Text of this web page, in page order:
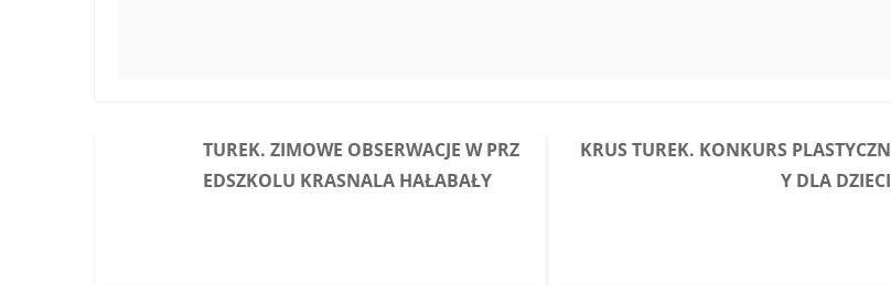
TUREK. ZIMOWE OBSERWACJE W PRZ
EDSZKOLU KRASNALA HAŁABAŁY
KRUS TUREK. KONKURS PLASTYCZN
Y DLA DZIECI